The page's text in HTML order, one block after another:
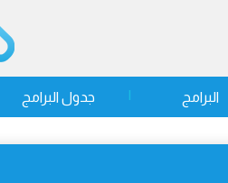
البرامج جدول البرامج